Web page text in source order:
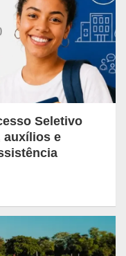
Seletivo
auxílios e